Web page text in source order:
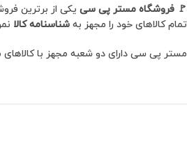
🚩 فروشگاه مستر پی سی یکی از برترین
تمام کالاهای خود را مجهز به شناسنامه کالا
مستر پی سی دارای دو شعبه مجهز با کالاهای متفاوت در مشهد بوده که یک